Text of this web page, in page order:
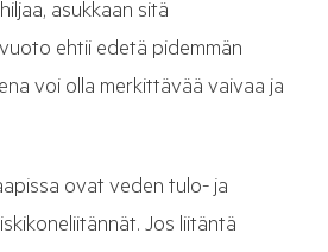
asukkaan sitä
ehtii edetä pidemmän
voi olla merkittävää vaivaa ja
ovat veden tulo- ja
Jos liitäntä